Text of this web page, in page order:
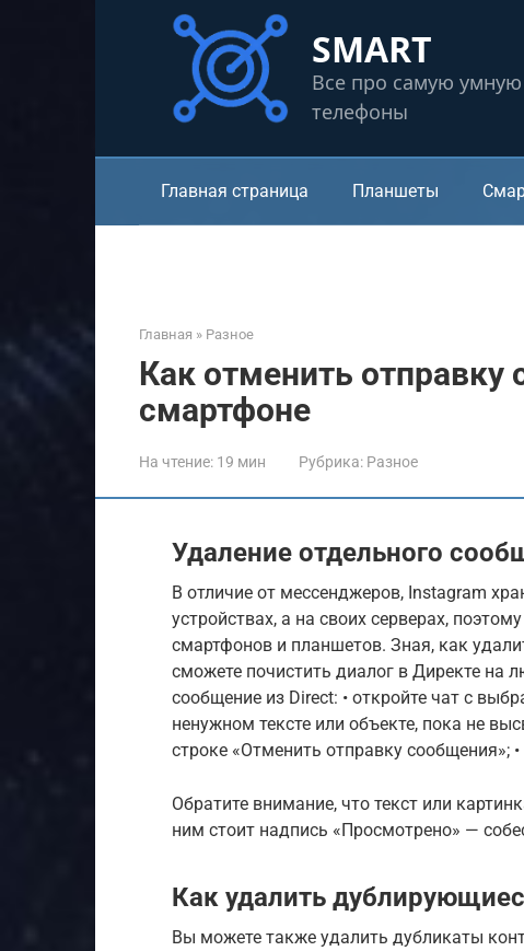
SMART
Все про самую
телефоны
Главная страница Планшеты
Главная » Разное
Как отменить
смартфоне
На чтение: 19 мин Рубрика: Разное
Удаление отдельного
В отличие от мессенджеров, Instagram
устройствах, а на своих серверах,
смартфонов и планшетов. Зная, как
сможете почистить диалог в Директе на
сообщение из Direct: • откройте чат с
ненужном тексте или объекте, пока не
строке «Отменить отправку сообщения»;
Обратите внимание, что текст или
ним стоит надпись «Просмотрено» —
Как удалить
Вы можете также удалить дубликаты